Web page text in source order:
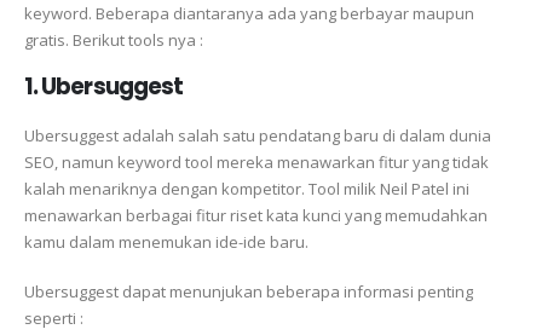
keyword. Beberapa diantaranya ada yang berbayar maupun
gratis. Berikut tools nya :
1. Ubersuggest
Ubersuggest adalah salah satu pendatang baru di dalam dunia
SEO, namun keyword tool mereka menawarkan fitur yang tidak
kalah menariknya dengan kompetitor. Tool milik Neil Patel ini
menawarkan berbagai fitur riset kata kunci yang memudahkan
kamu dalam menemukan ide-ide baru.
Ubersuggest dapat menunjukan beberapa informasi penting
seperti :